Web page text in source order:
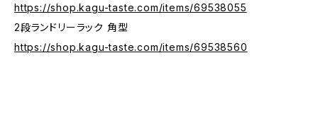
https://shop.kagu-taste.com/items/69538055
2段ランドリーラック 角型
https://shop.kagu-taste.com/items/69538560